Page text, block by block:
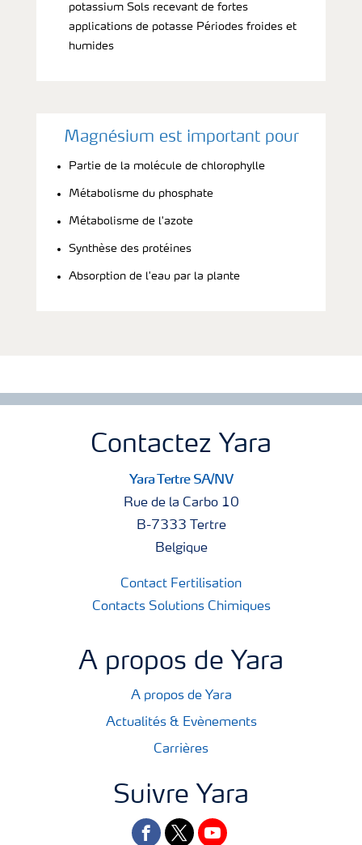
potassium Sols recevant de fortes
applications de potasse Périodes froides et
humides
Magnésium est important pour
Partie de la molécule de chlorophylle
Métabolisme du phosphate
Métabolisme de l'azote
Synthèse des protéines
Absorption de l'eau par la plante
Contactez Yara
Yara Tertre SA/NV
Rue de la Carbo 10
B-7333 Tertre
Belgique
Contact Fertilisation
Contacts Solutions Chimiques
A propos de Yara
A propos de Yara
Actualités & Evènements
Carrières
Suivre Yara
facebooktwitteryoutube